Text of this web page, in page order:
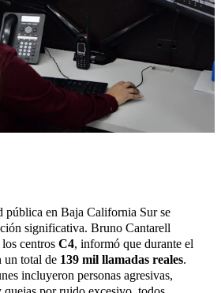
pública en Baja California Sur se
significativa. Bruno Cantarell
centros C4, informó que durante el
un total de 139 mil llamadas reales.
incluyeron personas agresivas,